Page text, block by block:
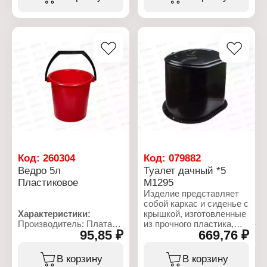
310х310х270 мм
Габаритные размеры:
280х280х285 мм
Код: 260304
Ведро 5л
Пластиковое
Характеристики:
Производитель: Платар
Тип товара: Ведро
Комплектация: без
крышки
Материал: пластик
95,85 ₽
В корзину
Код:079882
Туалет дачный *5
М1295
Изделие представляет
собой каркас и сиденье с
крышкой, изготовленные
из прочного пластика,
устойчивого к
перепадам. Благодаря
сквозному широкому
669,76 ₽
В корзину